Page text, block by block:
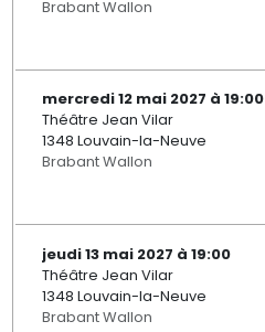
Brabant Wallon
mercredi 12 mai 2027 à 19:00
Théâtre Jean Vilar
1348 Louvain-la-Neuve
Brabant Wallon
jeudi 13 mai 2027 à 19:00
Théâtre Jean Vilar
1348 Louvain-la-Neuve
Brabant Wallon